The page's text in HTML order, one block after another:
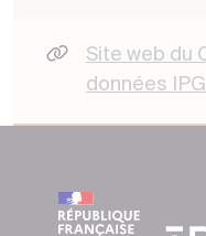
Site web du
données